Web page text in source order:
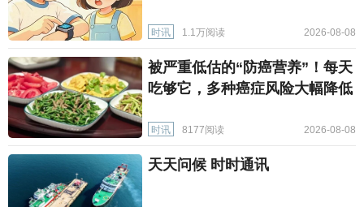
时讯 1.1万阅读 2026-08-08
被严重低估的“防癌营养”！每天
吃够它，多种癌症风险大幅降低
时讯 8177阅读 2026-08-08
天天问候 时时通讯